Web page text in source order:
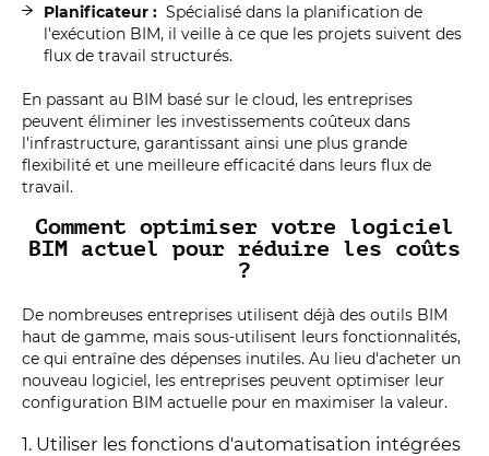
Planificateur : Spécialisé dans la planification de
l'exécution BIM, il veille à ce que les projets suivent des
flux de travail structurés.
En passant au BIM basé sur le cloud, les entreprises
peuvent éliminer les investissements coûteux dans
l'infrastructure, garantissant ainsi une plus grande
flexibilité et une meilleure efficacité dans leurs flux de
travail.
Comment optimiser votre logiciel
BIM actuel pour réduire les coûts
?
De nombreuses entreprises utilisent déjà des outils BIM
haut de gamme, mais sous-utilisent leurs fonctionnalités,
ce qui entraîne des dépenses inutiles. Au lieu d'acheter un
nouveau logiciel, les entreprises peuvent optimiser leur
configuration BIM actuelle pour en maximiser la valeur.
1. Utiliser les fonctions d'automatisation intégrées